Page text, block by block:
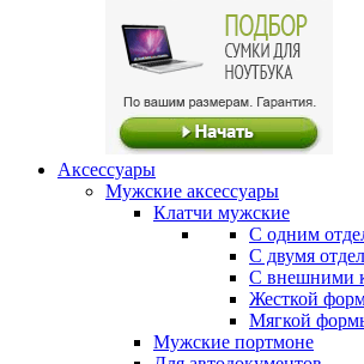
Аксессуары
Мужские аксессуары
Клатчи мужские
С одним
С двумя
С внешними
Жесткой
Мягкой
Мужские портмоне